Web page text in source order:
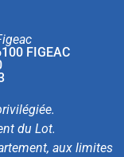
FIGEAC
du Lot.
aux limites